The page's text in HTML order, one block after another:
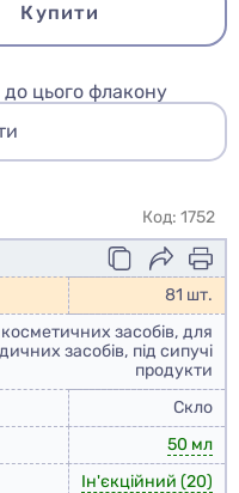
Купити
до цього флакону
Код: 1752
81 шт.
засобів, для
засобів, під сипучі
продукти
Скло
50 мл
Ін'єкційний (20)